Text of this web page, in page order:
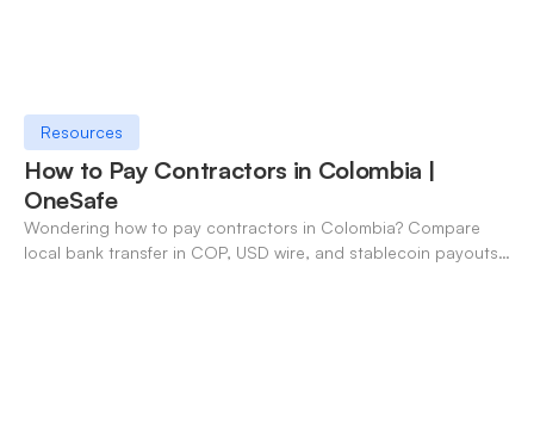
Resources
How to Pay Contractors in Colombia |
OneSafe
Wondering how to pay contractors in Colombia? Compare
local bank transfer in COP, USD wire, and stablecoin payouts.